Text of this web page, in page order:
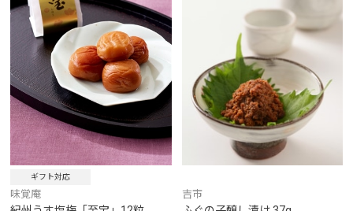
ギフト対応
味覚庵 吉市